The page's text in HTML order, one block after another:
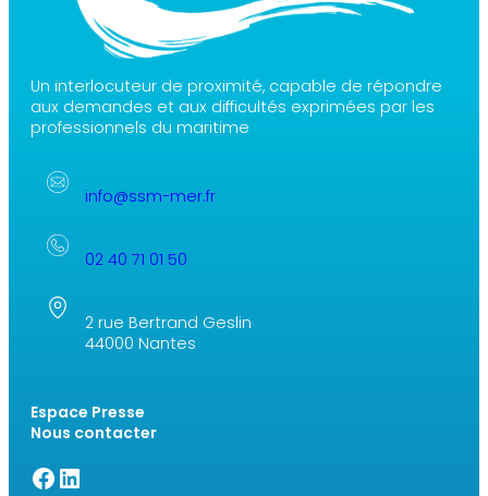
Un interlocuteur de proximité, capable de répondre
aux demandes et aux difficultés exprimées par les
professionnels du maritime
info@ssm-mer.fr
02 40 71 01 50
2 rue Bertrand Geslin
44000 Nantes
Espace Presse
Nous contacter
Facebook SSM
Linkedin SSM